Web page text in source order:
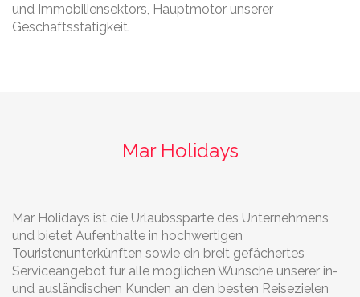
und Immobiliensektors, Hauptmotor unserer
Geschäftsstätigkeit.
Mar Holidays
Mar Holidays ist die Urlaubssparte des Unternehmens
und bietet Aufenthalte in hochwertigen
Touristenunterkünften sowie ein breit gefächertes
Serviceangebot für alle möglichen Wünsche unserer in-
und ausländischen Kunden an den besten Reisezielen